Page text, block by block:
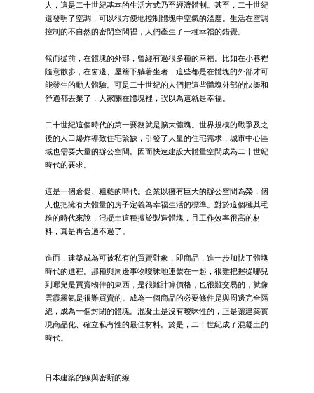
人，這是二十世紀基本的生活方式乃至經濟體制。甚至，二十世紀
還發明了空調，可以很方便地控制體塊中空氣的溫度。生活在空調
控制的不自然的密閉空間裡，人們產生了一種幸福的錯覺。
然而從前，在體塊的外部，曾經有過很多種的幸福。比如在小巷裡
隨意散步，在窗邊、屋簷下躺著坐著，這些都是在體塊的外部才可
能發生的動人體驗。可是二十世紀的人們把這些體塊外部的快樂和
舒適都丟棄了，大家關在體塊裡，誤以為這就是幸福。
二十世紀這個時代的第一要務就是擴大體塊。世界規模的戰爭及之
後的人口爆炸導致住宅緊缺，引發了大量的住宅需求，城市中心區
域也需要大量的辦公空間。因而快速建設大體量空間成為二十世紀
時代的要求。
這是一個倉促、粗糙的時代。企業以擁有巨大的辦公空間為榮，個
人也把擁有大體量的房子定義為幸福生活的標準。對於這個極其毛
糙的時代來說，混凝土這種擅於製造體塊，且工作效率很高的材
料，真是再合適不過了。
進而，建築成為可被私有的買賣對象，即商品，進一步加快了體塊
時代的進程。那種與周邊事物曖昧地連繫在一起，很難把握從哪兒
到哪兒是買賣物件的東西，是很難計算價格，也很難交易的，就像
雲霞霧氣是很難買賣的。成為一個商品的必要條件是與周邊完全隔
絕，成為一個封閉的體塊。混凝土是沒有曖昧性的，正是讓建築實
現商品化、確立私有性的最佳材料。於是，二十世紀成了混凝土的
時代。
日本建築的線與密斯的線